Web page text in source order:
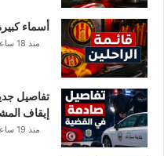
أسماء
منذ 18 ساعة
تفاصيل
إيقاف
منذ 19 ساعة